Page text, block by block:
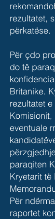
rezultatet,
përkatëse.
Për çdo
do të
Britanike.
rezultatet
eventuale
paraqiten
Kryetarit
Për
raportet